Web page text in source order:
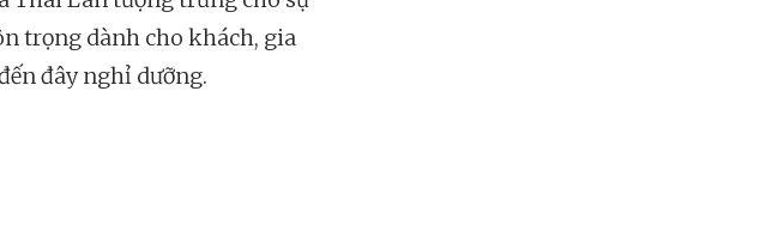
trọng dành cho khách, gia
đây nghỉ dưỡng.